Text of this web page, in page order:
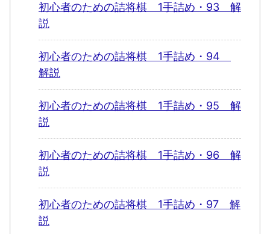
初心者のための詰将棋 1手詰め・93 解
説
初心者のための詰将棋 1手詰め・94
解説
初心者のための詰将棋 1手詰め・95 解
説
初心者のための詰将棋 1手詰め・96 解
説
初心者のための詰将棋 1手詰め・97 解
説